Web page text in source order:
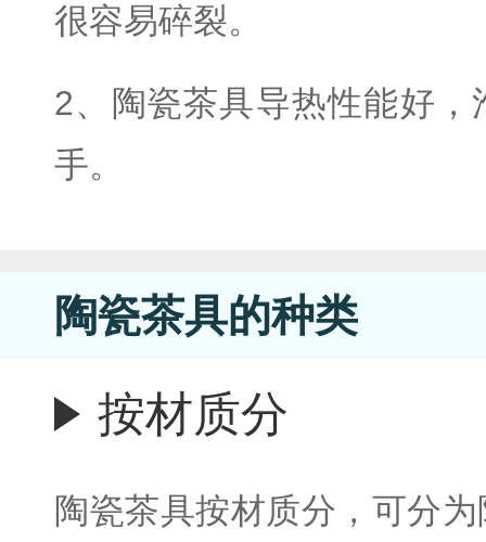
很容易碎裂。
2、陶瓷茶具导热性能好，
手。
陶瓷茶具的种类
按材质分
陶瓷茶具按材质分，可分为